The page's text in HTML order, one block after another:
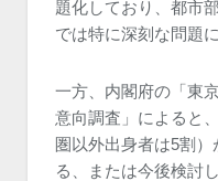
題化しており、都市
では特に深刻な問題
一方、内閣府の「東
意向調査」によると
圏以外出身者は5割
る、または今後検討